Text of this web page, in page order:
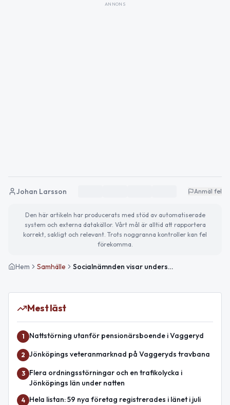
ANNONS
Johan Larsson Anmäl fel
Den här artikeln har producerats med stöd av automatiserade
system och externa datakällor. Vårt mål är alltid att rapportera
korrekt, sakligt och relevant. Trots noggranna kontroller kan fel
förekomma.
Hem Samhälle Socialnämnden visar underskott och hög sjukfrånvaro
Mest läst
1 Nattstörning utanför pensionärsboende i Vaggeryd
2 Jönköpings veteranmarknad på Vaggeryds travbana
3
Flera ordningsstörningar och en trafikolycka i
Jönköpings län under natten
4 Hela listan: 59 nya företag registrerades i länet i juli